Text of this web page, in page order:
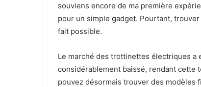
souviens encore de ma première
pour un simple gadget. Pourtant,
fait possible.
Le marché des trottinettes électriques
considérablement baissé, rendant cette
pouvez désormais trouver des modèles